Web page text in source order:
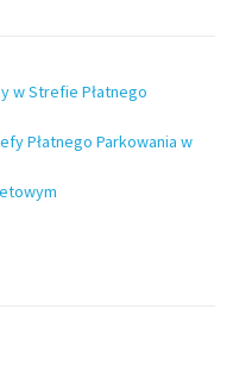
w Strefie Płatnego
Płatnego Parkowania w